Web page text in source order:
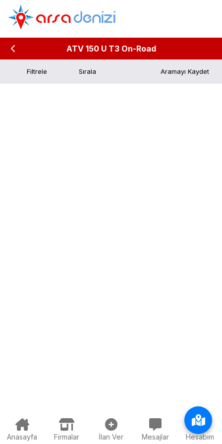
ATV 150 U T3 On-Road
Filtrele Aramayı Kaydet
Anasayfa Firmalar İlan Ver Mesajlar Hesabım